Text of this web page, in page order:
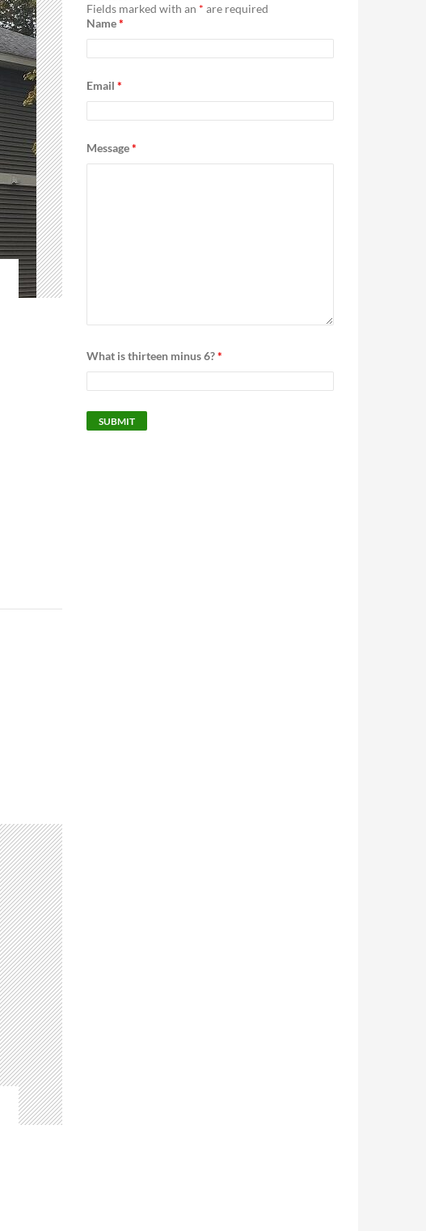
h
f
o
Fields marked with an * are required
Name*
Email *
Message*
What is thirteen minus 6?*